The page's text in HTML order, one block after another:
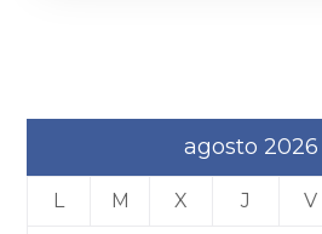
agosto 2026
L M X J V